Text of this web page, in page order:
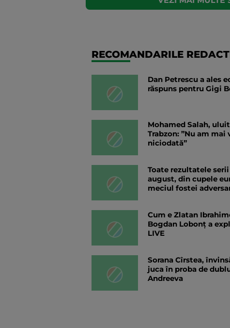
RECOMANDARILE
Dan Petrescu a ales
răspuns pentru Gigi
Mohamed Salah,
Trabzon: ”Nu am mai
niciodată”
Toate rezultatele
august, din cupele
meciul fostei
Cum e Zlatan
Bogdan Lobonț a
LIVE
Sorana Cîrstea,
juca în proba de
Andreeva